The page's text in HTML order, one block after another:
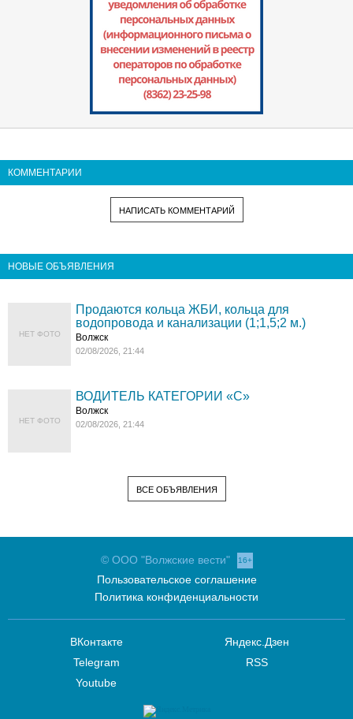
КОММЕНТАРИИ
НАПИСАТЬ КОММЕНТАРИЙ
НОВЫЕ ОБЪЯВЛЕНИЯ
НЕТ ФОТО
Продаются кольца ЖБИ, кольца для
водопровода и канализации (1;1,5;2 м.)
Волжск
02/08/2026, 21:44
НЕТ ФОТО
ВОДИТЕЛЬ КАТЕГОРИИ «C»
Волжск
02/08/2026, 21:44
ВСЕ ОБЪЯВЛЕНИЯ
© ООО "Волжские вести" 16+
Пользовательское соглашение
Политика конфиденциальности
ВКонтакте
Telegram
Youtube
Яндекс.Дзен
RSS